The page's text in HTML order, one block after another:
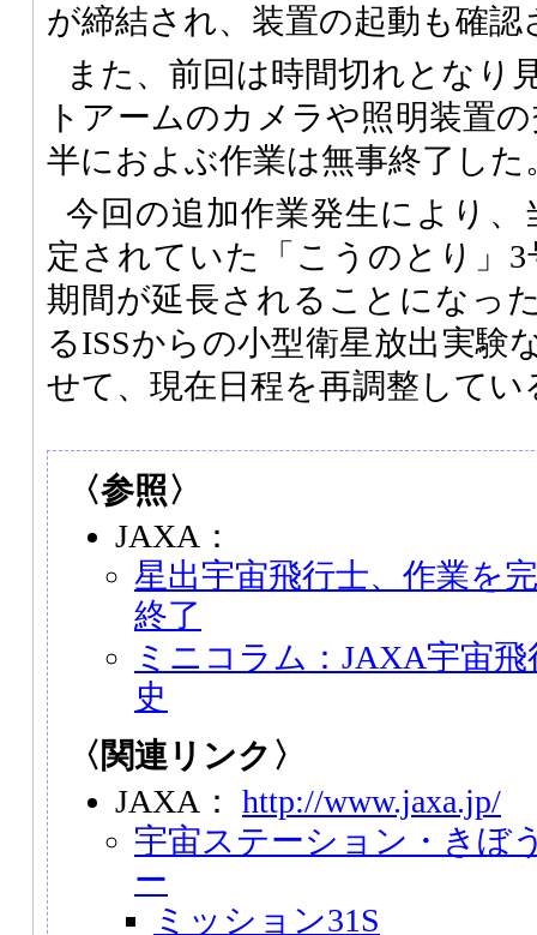
が締結され、装置の起動も確認
また、前回は時間切れとなり
トアームのカメラや照明装置
半におよぶ作業は無事終了した
今回の追加作業発生により、
定されていた「こうのとり」
期間が延長されることになっ
るISSからの小型衛星放出実験
せて、現在日程を再調整してい
〈参照〉
JAXA：
星出宇宙飛行士、作業を
終了
ミニコラム：JAXA宇宙
史
〈関連リンク〉
JAXA： http://www.jaxa.jp/
宇宙ステーション・きぼ
ー
ミッション31S